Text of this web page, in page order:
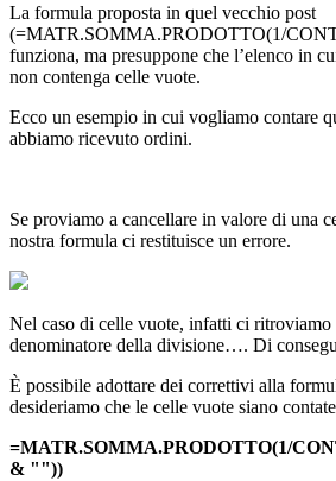
La formula proposta in quel vecchio post
(=MATR.SOMMA.PRODOTTO(1/
funziona, ma presuppone che l’elenco in
non contenga celle vuote.
Ecco un esempio in cui vogliamo contare
abbiamo ricevuto ordini.
Se proviamo a cancellare in valore di una
nostra formula ci restituisce un errore.
Nel caso di celle vuote, infatti ci ritroviamo
denominatore della divisione…. Di
È possibile adottare dei correttivi alla
desideriamo che le celle vuote siano
=MATR.SOMMA.PRODOTTO(1/
& ""))